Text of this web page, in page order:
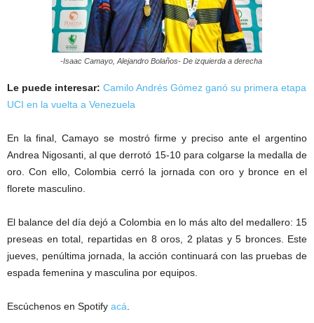
-Isaac Camayo, Alejandro Bolaños- De izquierda a derecha
Le puede interesar: Camilo Andrés Gómez ganó su primera etapa
UCI en la vuelta a Venezuela
En la final, Camayo se mostró firme y preciso ante el argentino
Andrea Nigosanti, al que derrotó 15-10 para colgarse la medalla de
oro. Con ello, Colombia cerró la jornada con oro y bronce en el
florete masculino.
El balance del día dejó a Colombia en lo más alto del medallero: 15
preseas en total, repartidas en 8 oros, 2 platas y 5 bronces. Este
jueves, penúltima jornada, la acción continuará con las pruebas de
espada femenina y masculina por equipos.
Escúchenos en Spotify acá